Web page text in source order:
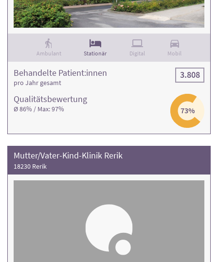
Ambulant Stationär Digital Mobil
Qualitäts­bewertung
Ø 86% / Max: 97% 73%
Behandelte Patient:innen
pro Jahr gesamt
3.808
Mutter/Vater-Kind-Klinik Rerik
18230 Rerik